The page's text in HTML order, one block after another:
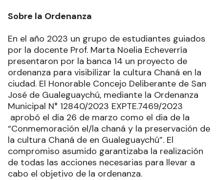
Sobre la Ordenanza
En el año 2023 un grupo de estudiantes guiados
por la docente Prof. Marta Noelia Echeverría
presentaron por la banca 14 un proyecto de
ordenanza para visibilizar la cultura Chaná en la
ciudad. El Honorable Concejo Deliberante de San
José de Gualeguaychú, mediante la Ordenanza
Municipal N° 12840/2023 EXPTE.7469/2023
aprobó el día 26 de marzo como el dia de la
“Conmemoración el/la chaná y la preservación de
la cultura Chaná de en Gualeguaychú”. El
compromiso asumido garantizaba la realización
de todas las acciones necesarias para llevar a
cabo el objetivo de la ordenanza.